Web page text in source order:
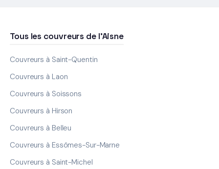
Tous les couvreurs de l'Aisne
Couvreurs à Saint-Quentin
Couvreurs à Laon
Couvreurs à Soissons
Couvreurs à Hirson
Couvreurs à Belleu
Couvreurs à Essômes-Sur-Marne
Couvreurs à Saint-Michel